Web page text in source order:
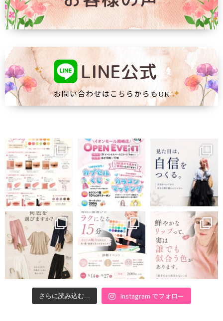
さらに読み込む... Instagram でフォロー